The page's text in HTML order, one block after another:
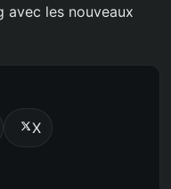
avec les nouveaux
X